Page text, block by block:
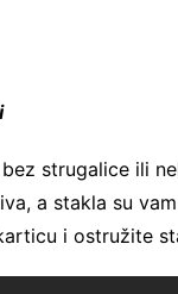
strugalice ili
a stakla su
i ostružite